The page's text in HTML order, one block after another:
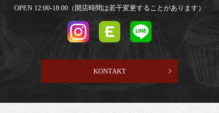
OPEN 12:00-18:00（開店時間は若干変更することがあります）
KONTAKT